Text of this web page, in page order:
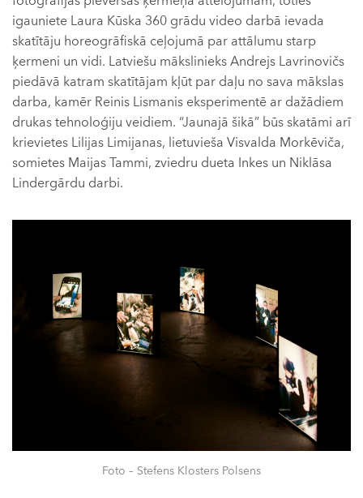
igauniete Laura Kūska 360 grādu video darbā ievada
skatītāju horeogrāfiskā ceļojumā par attālumu starp
ķermeni un vidi. Latviešu mākslinieks Andrejs Lavrinovičs
piedāvā katram skatītājam kļūt par daļu no sava mākslas
darba, kamēr Reinis Lismanis eksperimentē ar dažādiem
drukas tehnoloģiju veidiem. “Jaunajā šikā” būs skatāmi arī
krievietes Lilijas Limijanas, lietuvieša Visvalda Morkēviča,
somietes Maijas Tammi, zviedru dueta Inkes un Niklāsa
Lindergārdu darbi.
Foto – Stefens Klosters Polsens